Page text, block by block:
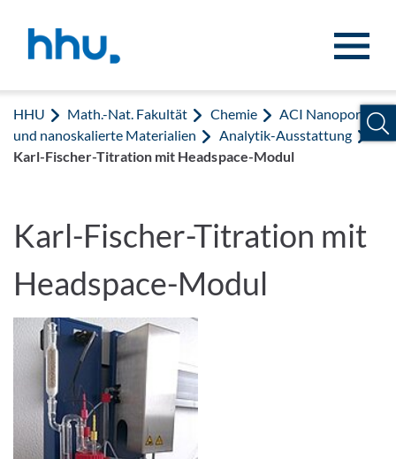
HHU Math.-Nat. Fakultät Chemie
ACI Nanoporöse
und nanoskalierte Materialien
Analytik-Ausstattung
Karl-Fischer-Titration mit Headspace-Modul
Karl-Fischer-Titration mit
Headspace-Modul